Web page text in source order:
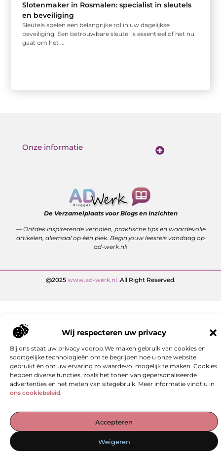
Wij respecteren uw privacy
Bij ons staat uw privacy voorop.We maken gebruik van cookies en
soortgelijke technologieën om te begrijpen hoe u onze website
gebruikt én om uw ervaring zo waardevol mogelijk te maken. Cookies
hebben diverse functies, zoals het tonen van gepersonaliseerde
advertenties en het meten van sitegebruik. Meer informatie vindt u in
ons cookiebeleid.
Accepteren
Weigeren
Slotenmaker in Rosmalen: specialist in sleutels
en beveiliging
Sleutels spelen een belangrijke rol in uw dagelijkse
beveiliging. Een betrouwbare sleutel is essentieel of het nu
gaat om het ...
De Verzamelplaats voor Blogs en Inzichten
— Ontdek inspirerende verhalen, praktische tips en waardevolle
artikelen, allemaal op één plek. Begin jouw leesreis vandaag op
ad-werk.nl!
@2025 www.ad-werk.nl .All Right Reserved.
Onze informatie